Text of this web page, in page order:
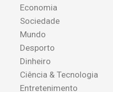
Economia
Sociedade
Mundo
Desporto
Dinheiro
Ciência & Tecnologia
Entretenimento